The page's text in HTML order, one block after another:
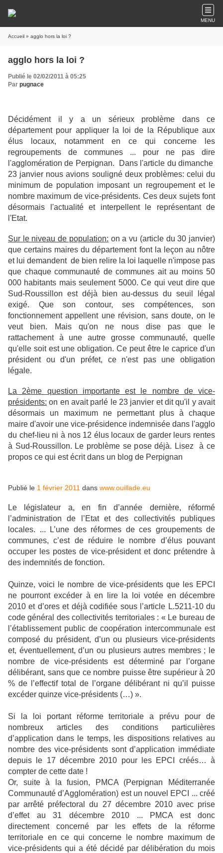
MENU
Accueil » agglo hors la loi ?
agglo hors la loi ?
Publié le 02/02/2011 à 05:25
Par pugnace
Décidément il y a un sérieux problème dans ce
département pour appliquer la loi de la République aux
élus locaux, notamment en ce qui concerne les
regroupements de communes ... pour ne pas dire
l'agglomération de Perpignan.
Dans l'article du dimanche
23 janvier nous avions souligné deux problèmes: celui du
minimum de population imposant un regroupement et le
nombre maximum de vice-présidents. Ces deux sujets font
désormais l'actualité et interpellent le représentant de
l'Etat.
Sur le niveau de population: on a vu (article du 30 janvier)
que certains maires du département font la leçon au nôtre
et lui demandent de bien relire la loi laquelle n'impose pas
que chaque communauté de communes ait au moins 50
000 habitants mais seulement 5000. Ce qui veut dire que
Sud-Roussillon est déjà bien au-dessus du seuil légal
exigé. Que son contour, ses compétences, son
fonctionnement appellent une révision, sans doute, on le
veut bien. Mais qu'on ne nous dise pas que le
rattachement à une autre grosse communauté, quelle
qu'elle soit est une obligation. Ce peut être le caprice d'un
président ou d'un préfet, ce n'est pas une obligation
légale.
La 2ème question importante est le nombre de vice-
présidents: on en avait parlé le 23 janvier et dit qu'il y avait
désormais un maximum ne permettant plus à chaque
maire d'avoir une vice-présidence indemnisée dans l'agglo
du chef-lieu ni à nos 12 élus locaux de garder leurs rentes
à Sud-Roussillon. Le problème se pose déjà. Lisez à ce
propos ce qui est écrit dans un blog de Perpignan
Publié le 1 février 2011 dans www.ouillade.eu
Le législateur a, en fin d’année dernière, réformé
l’administration de l’Etat et des collectivités publiques
locales.
... L’une des réformes de ces groupements de
communes, c’est de réduire le nombre d’élus pouvant
occuper les postes de vice-président et donc prétendre à
des indemnités de fonction.
Quinze, voici le nombre de vice-présidents que les EPCI
ne pourront excéder à en lire la loi votée en décembre
2010 et d’ores et déjà codifiée sous l’article L.5211-10 du
code général des collectivités territoriales : « Le bureau de
l’établissement public de coopération intercommunale est
composé du président, d’un ou plusieurs vice-présidents
et, éventuellement, d’un ou plusieurs autres membres ; le
nombre de vice-présidents est déterminé par l’organe
délibérant, sans que ce nombre puisse être supérieur à 20
% de l’effectif total de l’organe délibérant ni qu’il puisse
excéder quinze vice-présidents (…) ».
Si la loi portant réforme territoriale a prévu pour de
nombreux articles des conditions particulières
d’application dans le temps, les dispositions relatives au
nombre des vice-présidents sont d’application immédiate
depuis le 17 décembre 2010 pour les EPCI créés… à
compter de cette date !
Or, suite à la fusion, PMCA (Perpignan Méditerranée
Communauté d’Agglomération) est un nouvel EPCI ... créé
par arrêté préfectoral du 27 décembre 2010 avec prise
d’effet au 31 décembre 2010 ... PMCA est donc
directement concerné par les effets de la réforme
territoriale en ce qui concerne le nombre maximum de
vice-présidents qui a été décidé par délibération du mois